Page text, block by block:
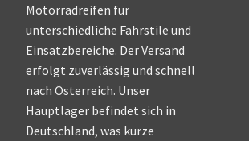
Motorradreifen für
unterschiedliche Fahrstile und
Einsatzbereiche. Der Versand
erfolgt zuverlässig und schnell
nach Österreich. Unser
Hauptlager befindet sich in
Deutschland, was kurze